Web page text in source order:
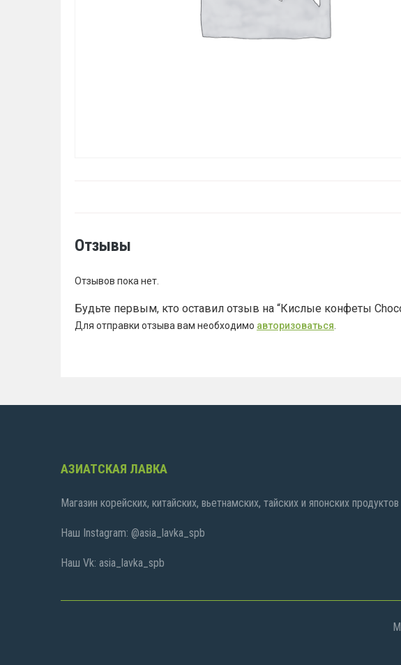
Отзывы
Отзывов пока нет.
Будьте первым, кто оставил отзыв на “Кислые конфеты
Для отправки отзыва вам необходимо авторизоваться
АЗИАТСКАЯ ЛАВКА
Магазин корейских, китайских, вьетнамских, тайских и японских продуктов
Наш Instagram: @asia_lavka_spb
Наш Vk: asia_lavka_spb